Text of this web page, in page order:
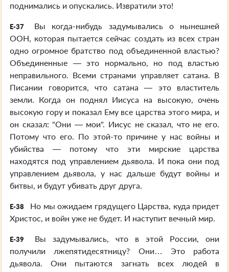
поднимались и опускались. Извратили это!
E-37
Вы когда-нибудь задумывались о нынешней
ООН, которая пытается сейчас создать из всех стран
одно огромное братство под объединенной властью?
Объединенные — это нормально, но под властью
неправильного. Всеми странами управляет сатана. В
Писании говорится, что сатана — это властитель
земли. Когда он поднял Иисуса на высокую, очень
высокую гору и показал Ему все царства этого мира, и
он сказал: "Они — мои". Иисус не сказал, что не его.
Потому что его. По этой-то причине у нас войны и
убийства — потому что эти мирские царства
находятся под управлением дьявола. И пока они под
управлением дьявола, у нас дальше будут войны и
битвы, и будут убивать друг друга.
E-38
Но мы ожидаем грядущего Царства, куда придет
Христос, и войн уже не будет. И наступит вечный мир.
E-39
Вы задумывались, что в этой России, они
получили лжепятидесятницу? Они… Это работа
дьявола. Они пытаются загнать всех людей в